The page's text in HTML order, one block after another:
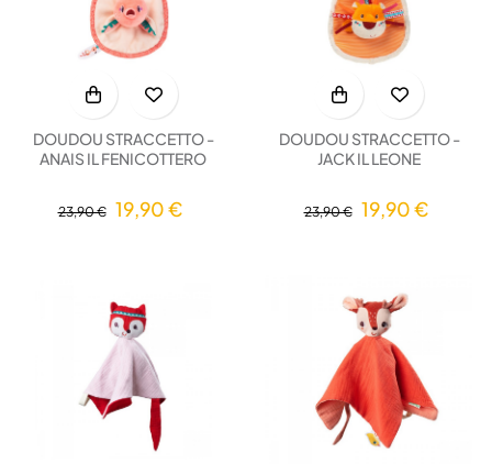
DOUDOU STRACCETTO -
ANAIS IL FENICOTTERO
23,90 € 19,90 €
DOUDOU STRACCETTO -
JACK IL LEONE
23,90 € 19,90 €